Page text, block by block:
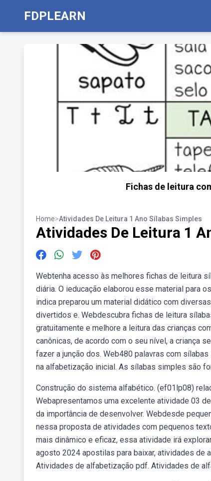
FDPLEARN
Fichas de leitura
Home>Atividades De Leitura 1 Ano Sílabas Simples
Atividades De Leitura 1
Webtenha acesso às melhores fichas de leitura
diária. O ieducação elaborou esse material para
indica preparou um material didático com
divertidos e. Webdescubra fichas de leitura
gratuitamente e melhore a leitura das crianças
canônicas, de acordo com o seu nível, a criança
fazer a junção dos. Web480 palavras com
na alfabetização inicial. As sílabas simples são
Construção do sistema alfabético. (ef01lp08)
Webapresentamos uma excelente atividade 03
da importância de desenvolver. Webdesde
nessa proposta de atividades com pequenos
mais dinâmico e eficaz, essa atividade irá
agosto 2024 apostilas para baixar, atividades
Atividades de alfabetização pdf. Atividades de